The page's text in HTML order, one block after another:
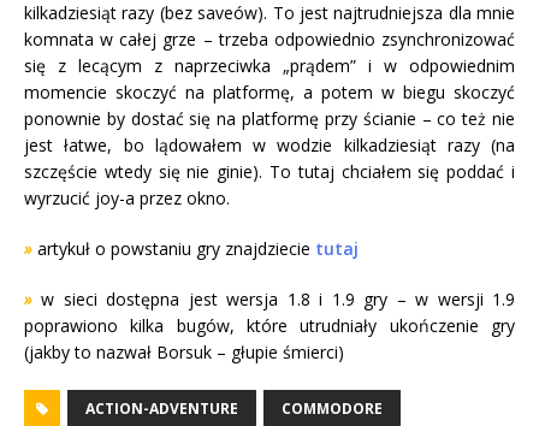
kilkadziesiąt razy (bez saveów). To jest najtrudniejsza dla mnie
komnata w całej grze – trzeba odpowiednio zsynchronizować
się z lecącym z naprzeciwka „prądem” i w odpowiednim
momencie skoczyć na platformę, a potem w biegu skoczyć
ponownie by dostać się na platformę przy ścianie – co też nie
jest łatwe, bo lądowałem w wodzie kilkadziesiąt razy (na
szczęście wtedy się nie ginie). To tutaj chciałem się poddać i
wyrzucić joy-a przez okno.
» artykuł o powstaniu gry znajdziecie tutaj
»w sieci dostępna jest wersja 1.8 i 1.9 gry – w wersji 1.9
poprawiono kilka bugów, które utrudniały ukończenie gry
(jakby to nazwał Borsuk – głupie śmierci)
ACTION-ADVENTURE COMMODORE